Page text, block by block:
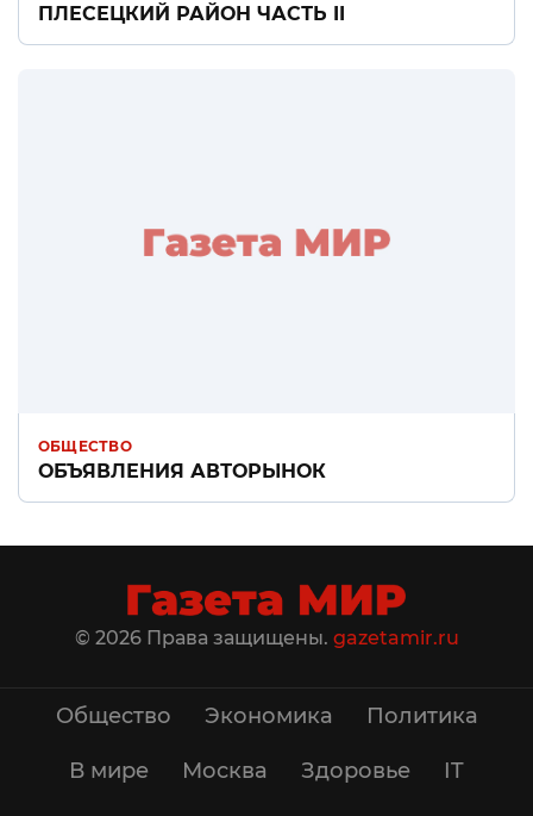
ПЛЕСЕЦКИЙ РАЙОН ЧАСТЬ II
ОБЩЕСТВО
ОБЪЯВЛЕНИЯ АВТОРЫНОК
© 2026 Права защищены. gazetamir.ru
Общество Экономика Политика
В мире Москва Здоровье IT